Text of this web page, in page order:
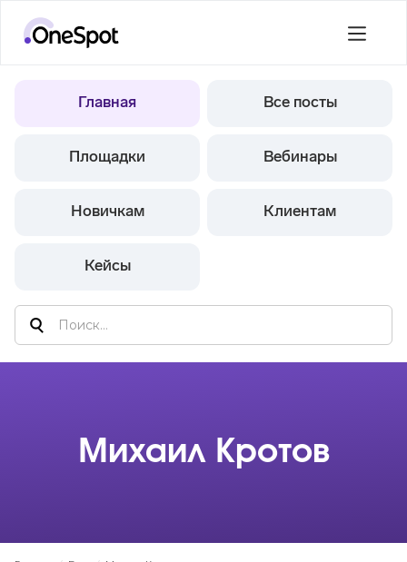
Главная Все посты
Площадки Вебинары
Новичкам Клиентам
Кейсы
Михаил Кротов